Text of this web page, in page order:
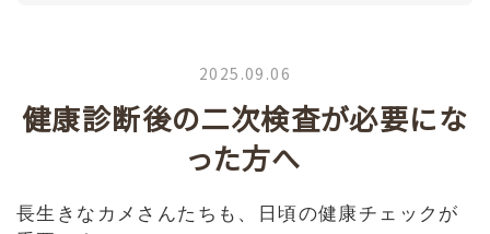
2025.09.06
健康診断後の二次検査が必要にな
った方へ
長生きなカメさんたちも、日頃の健康チェックが